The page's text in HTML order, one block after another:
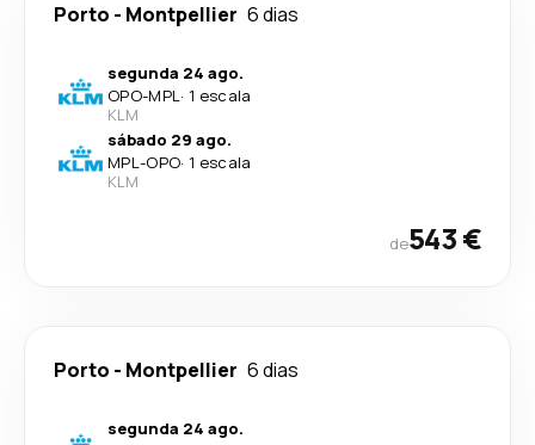
Porto - Montpellier 6 dias
segunda 24 ago.
OPO-MPL· 1 escala
KLM
sábado 29 ago.
MPL-OPO· 1 escala
KLM
de543 €
Porto - Montpellier 6 dias
segunda 24 ago.